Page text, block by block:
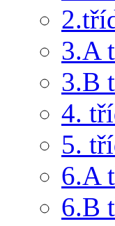
3.A
3.B
4.
5.
6.A
6.B